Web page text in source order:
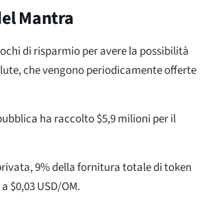
Mantra
di risparmio per avere la possibilità
che vengono periodicamente offerte
ha raccolto $5,9 milioni per il
9% della fornitura totale di token
$0,03 USD/OM.